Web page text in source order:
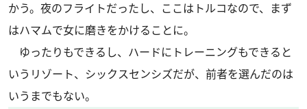
かう。夜のフライトだったし、ここはトルコなので、まず
はハマムで女に磨きをかけることに。
ゆったりもできるし、ハードにトレーニングもできると
いうリゾート、シックスセンシズだが、前者を選んだのは
いうまでもない。